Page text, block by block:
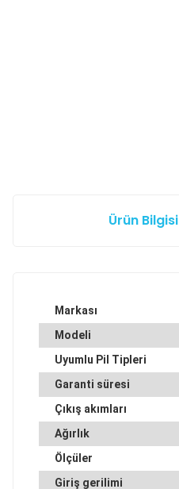
Ürün Bilgisi
Markası
Modeli
Uyumlu Pil Tipleri
Garanti süresi
Çıkış akımları
Ağırlık
Ölçüler
Giriş gerilimi